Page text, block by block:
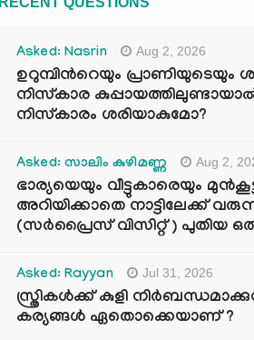
Asked: Nasrin Aug 2, 2026
ഉറുമ്പിന്‍റെയും പ്രാണിയുടെയും
നിസ്കാര
നിസ്കാരം ശരിയാകുമോ?
Asked: സാലിം കുഴിമണ്ണ Aug 2,
ഭാര്യയെയും വീട്ടുകാരെയും
അറിയിക്കാതെ നാട്ടിലേക്ക്
(സർപ്രൈസ് വിസിറ്റ് ) പുതിയ
Asked: Rayyan Jul 31, 2026
സ്ത്രികൾക്ക് കുളി
കര്യങ്ങൾ ഏതൊക്കെയാണ് ?